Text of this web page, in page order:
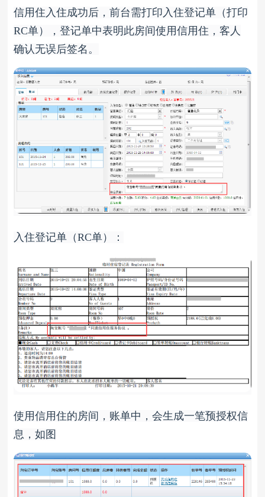
信用住入住成功后，前台需打印入住登记单（打印
RC单），登记单中表明此房间使用信用住，客人
确认无误后签名。
入住登记单（RC单）：
使用信用住的房间，账单中，会生成一笔预授权信
息，如图